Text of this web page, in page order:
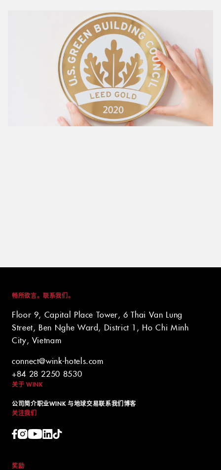
畅所欲言。联系我们。
Floor 9, Capital Place Tower, 6 Thai Van Lung
Street, Ben Nghe Ward, District 1, Ho Chi Minh
City, Vietnam
connect@wink-hotels.com
+84 28 2250 8530
关于 WINK
公司简介职业WINK 与地球交易联系我们博客
关注我们
奖励